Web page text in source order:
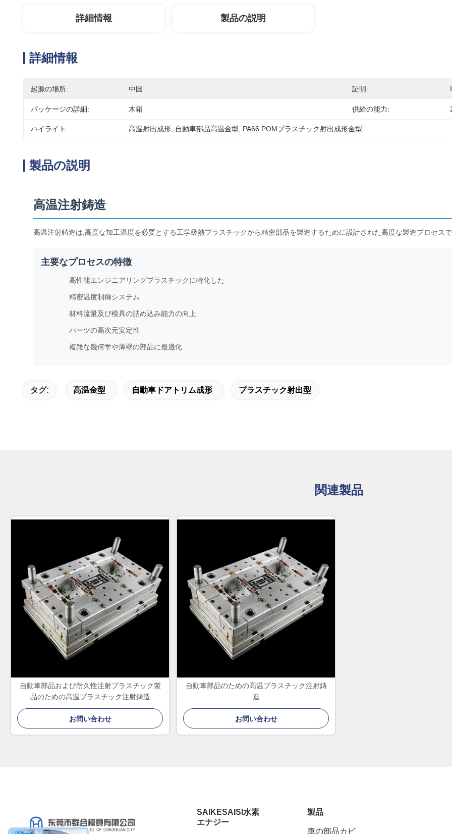
詳細情報 製品の説明
詳細情報
起源の場所: 中国 証明:
パッケージの詳細: 木箱 供給の能力:
ハイライト: 高温射出成形 自動車部品高温金型 PA66 POMプラスチック射出成形金型
製品の説明
高温注射鋳造
高温注射鋳造は,高度な加工温度を必要とする工学級熱プラスチックから精密部品を製造するために設計された高度な製造プロセス
主要なプロセスの特徴
高性能エンジニアリングプラスチックに特化した
精密温度制御システム
材料流量及び模具の詰め込み能力の向上
パーツの高次元安定性
複雑な幾何学や薄壁の部品に最適化
タグ: 高温金型 自動車ドアトリム成形 プラスチック射出型
関連製品
自動車部品および耐久性注射プラスチック製
品のための高温プラスチック注射鋳造
お問い合わせ
自動車部品のための高温プラスチック注射鋳
造
お問い合わせ
SAIKESAISI水素
エナジー
製品
車の部品カビ